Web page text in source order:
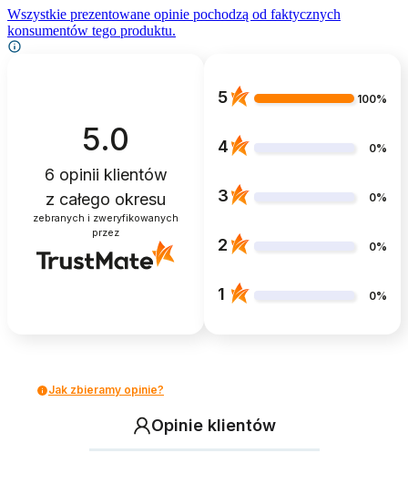
Wszystkie prezentowane opinie pochodzą od faktycznych
konsumentów tego produktu.
5.0
6 opinii klientów
z całego okresu
zebranych i zweryfikowanych
przez
5 100%
4 0%
3 0%
2 0%
1 0%
Jak zbieramy opinie?
Opinie klientów